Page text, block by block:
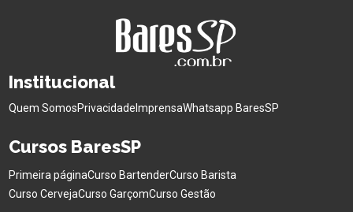
Institucional
Quem SomosPrivacidade ImprensaWhatsapp BaresSP
Cursos BaresSP
Primeira páginaCurso BartenderCurso Barista
Curso CervejaCurso GarçomCurso Gestão